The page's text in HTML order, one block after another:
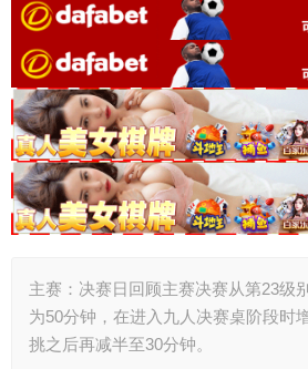
主赛：决赛日回顾主赛决赛从第23级
为50分钟，在进入九人决赛桌阶段时
挑之后再减半至30分钟。